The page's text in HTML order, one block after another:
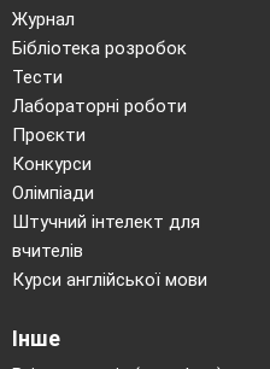
Журнал
Бібліотека розробок
Тести
Лабораторні роботи
Проєкти
Конкурси
Олімпіади
Штучний інтелект для
вчителів
Курси англійської мови
Інше